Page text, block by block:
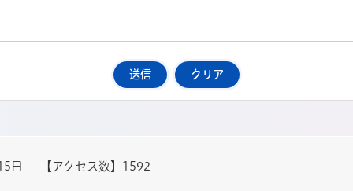
日 【アクセス数】 1592